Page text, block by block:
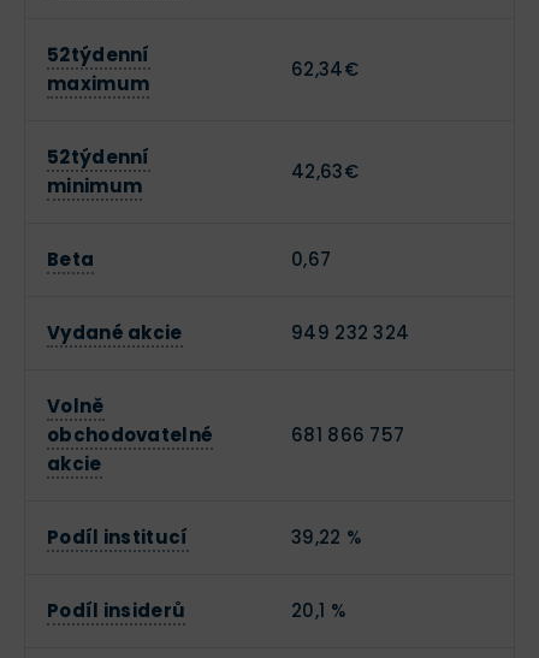
52týdenní
maximum
62,34€
52týdenní
minimum
42,63€
Beta 0,67
Vydané akcie 949 232 324
Volně
obchodovatelné
akcie
681 866 757
Podíl institucí 39,22 %
Podíl insiderů 20,1 %